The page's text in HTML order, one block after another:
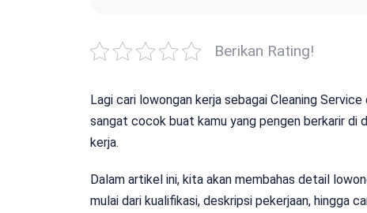
Berikan Rating!
Lagi cari lowongan kerja sebagai Cleaning
sangat cocok buat kamu yang pengen berkarir di
kerja.
Dalam artikel ini, kita akan membahas detail
mulai dari kualifikasi, deskripsi pekerjaan, hingga